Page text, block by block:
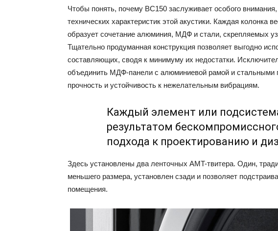
Чтобы понять, почему BC150 заслуживает особого внимания,
технических характеристик этой акустики. Каждая колонка
образует сочетание алюминия, МДФ и стали, скрепляемых
Тщательно продуманная конструкция позволяет выгодно
составляющих, сводя к минимуму их недостатки.
объединить МДФ-панели с алюминиевой рамой и стальными
прочность и устойчивость к нежелательным вибрациям.
Каждый элемент или
результатом
подхода к проектированию и
Здесь установлены два ленточных AMT-твитера. Один,
меньшего размера, установлен сзади и позволяет
помещения.